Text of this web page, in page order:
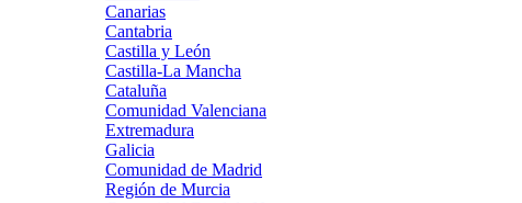
Canarias
Cantabria
Castilla y León
Castilla-La Mancha
Cataluña
Comunidad Valenciana
Extremadura
Galicia
Comunidad de Madrid
Región de Murcia